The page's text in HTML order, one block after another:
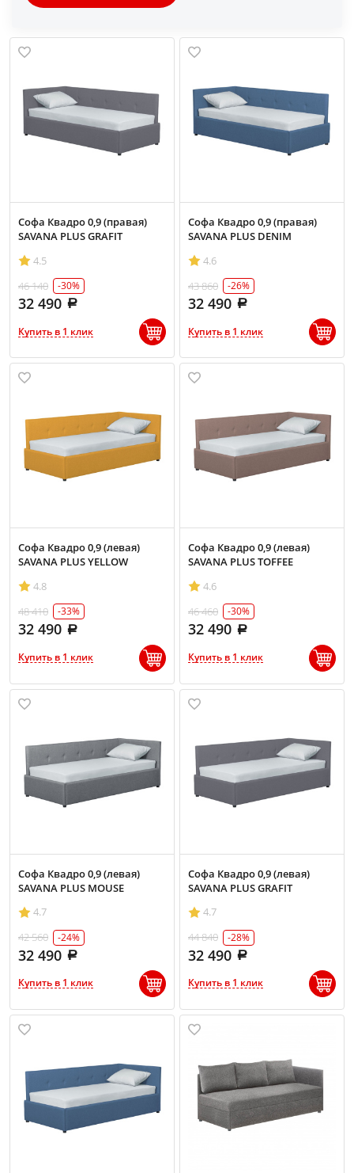
Софа Квадро 0,9 (правая)
SAVANA PLUS GRAFIT
4.5
46 140
-30%
32 490
Купить в 1 клик
Софа Квадро 0,9 (правая)
SAVANA PLUS DENIM
4.6
43 860
-26%
32 490
Купить в 1 клик
Софа Квадро 0,9 (левая)
SAVANA PLUS YELLOW
4.8
48 410
-33%
32 490
Купить в 1 клик
Софа Квадро 0,9 (левая)
SAVANA PLUS TOFFEE
4.6
46 460
-30%
32 490
Купить в 1 клик
Софа Квадро 0,9 (левая)
SAVANA PLUS MOUSE
4.7
42 560
-24%
32 490
Купить в 1 клик
Софа Квадро 0,9 (левая)
SAVANA PLUS GRAFIT
4.7
44 840
-28%
32 490
Купить в 1 клик